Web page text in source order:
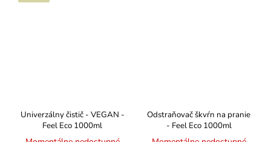
Univerzálny čistič - VEGAN -
Feel Eco 1000ml
Odstraňovač škvŕn na pranie
- Feel Eco 1000ml